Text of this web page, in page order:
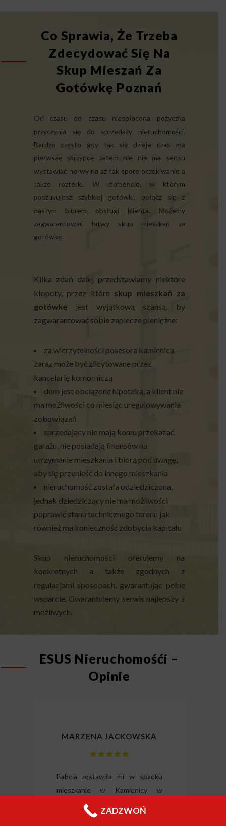
Co Sprawia, Że Trzeba
Zdecydować Się Na
Skup Mieszań Za
Gotówkę Poznań
Od czasu do czasu niespłacona pożyczka
przyczynia się do sprzedaży nieruchomości.
Bardzo często gdy tak się dzieje czas ma
pierwsze skrzypce zatem nie nie ma sensu
wystawiać nerwy na aż tak spore oczekiwanie a
także rozterki. W momencie, w którym
poszukujesz szybkiej gotówki, połącz się z
naszym biurem obsługi klienta. Możemy
zagwarantować łatwy skup mieszkań za
gotówkę.
Kilka zdań dalej przedstawiamy niektóre
kłopoty, przez które skup mieszkań za
gotówkę jest wyjątkową szansą, by
zagwarantować sobie zaplecze pieniężne:
za wierzytelności posesora kamienica
zaraz może być zlicytowane przez
kancelarię komorniczą
dom jest obciążone hipoteką, a klient nie
ma możliwości co miesiąc uregulowywania
zobowiązań
sprzedający nie mają komu przekazać
garażu, nie posiadają finansów na
utrzymanie mieszkania i biorą pod uwagę,
aby się przenieść do innego mieszkania
nieruchomość została odziedziczona,
jednak dziedziczący nie ma możliwości
poprawić stanu technicznego terenu jak
również ma konieczność zdobycia kapitału
Skup nieruchomości oferujemy na
konkretnych a także zgodnych z
regulacjami sposobach, gwarantując pełne
wsparcie. Gwarantujemy serwis najlepszy z
możliwych.
ESUS Nieruchomośći –
Opinie
MARZENA JACKOWSKA
Babcia zostawiła mi w spadku
mieszkanie w Kamienicy w
centrum Łodzi. Mimo że było do
generalnego remontu to
ZADZWOŃ